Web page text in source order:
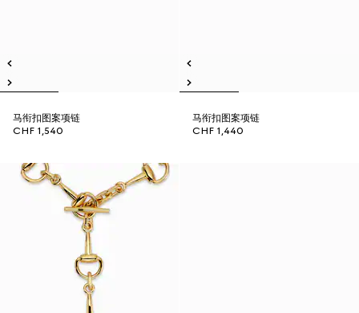
马衔扣图案项链
CHF 1,540
马衔扣图案项链
CHF 1,440